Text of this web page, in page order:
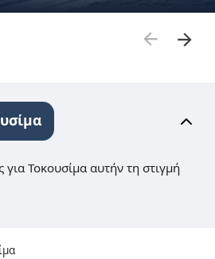
για Τοκουσίμα αυτήν τη στιγμή